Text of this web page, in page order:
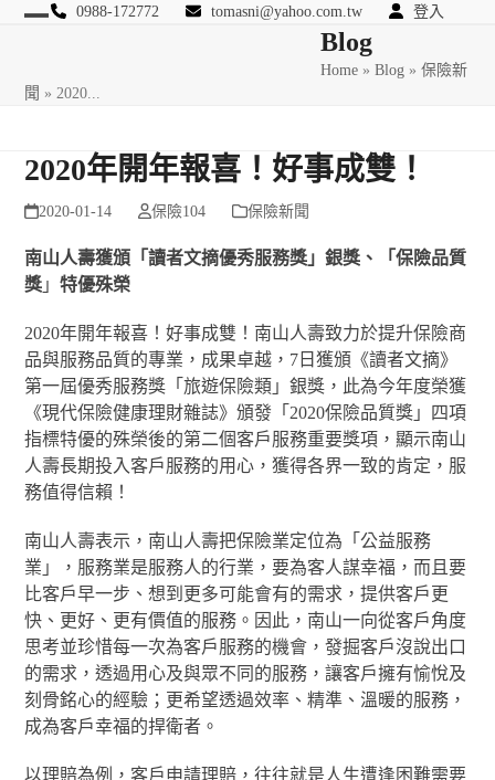
Skip
0988-172772 tomasni@yahoo.com.tw 登入
匯豐國際風險管理顧問Blog
Home »Blog »保險新
聞 »2020...
2020年開年報喜！好事成雙！
2020-01-14 保險104 保險新聞
南山人壽獲頒 「讀者文摘優秀服務獎 」銀獎、 「保險品質
獎 」特優殊榮
2020年開年報喜！好事成雙！南山人壽致力於提升保險商
品與服務品質的專業，成果卓越，7日獲頒《讀者文摘》
第一屆優秀服務獎「旅遊保險類」銀獎，此為今年度榮獲
《現代保險健康理財雜誌》頒發「2020保險品質獎」四項
指標特優的殊榮後的第二個客戶服務重要獎項，顯示南山
人壽長期投入客戶服務的用心，獲得各界一致的肯定，服
務值得信賴！
南山人壽表示，南山人壽把保險業定位為「公益服務
業」，服務業是服務人的行業，要為客人謀幸福，而且要
比客戶早一步、想到更多可能會有的需求，提供客戶更
快、更好、更有價值的服務。因此，南山一向從客戶角度
思考並珍惜每一次為客戶服務的機會，發掘客戶沒說出口
的需求，透過用心及與眾不同的服務，讓客戶擁有愉悅及
刻骨銘心的經驗；更希望透過效率、精準、溫暖的服務，
成為客戶幸福的捍衛者。
以理賠為例，客戶申請理賠，往往就是人生遭逢困難需要